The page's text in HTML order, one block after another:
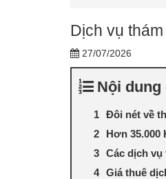
Dịch vụ
27/07/2026
Nội dung
Đôi nét về
Hơn 35.000
Các dịch vụ
Giá thuê